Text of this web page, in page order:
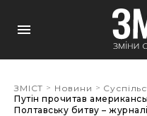
ЗМІСТ > Новини >
Путін прочитав
Полтавську битву –